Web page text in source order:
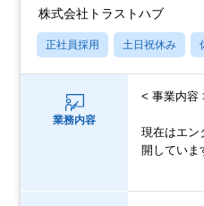
株式会社トラストハブ
正社員採用 土日祝休み
業務内容
< 事業内容
現在はエン
開していま